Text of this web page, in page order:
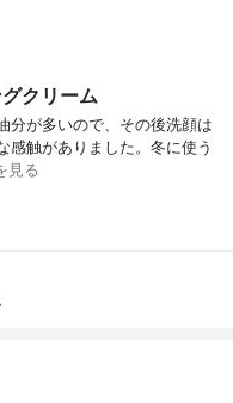
クリーム
分が多いので、その後洗顔は
感触がありました。冬に使う
見る